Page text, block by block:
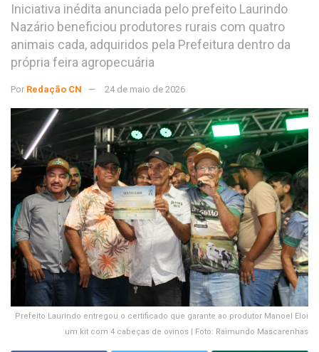
Iniciativa inédita anunciada pelo prefeito Laurindo
Nazário beneficiou produtores rurais com quatro
animais cada, adquiridos pela Prefeitura dentro da
própria feira agropecuária
Por Redação CN 24 de maio de 2026
Prefeito Laurindo entregou o certificado que garante ao produtor Manoel Eloi
um kit com 4 cabeças de ovinos | Foto: Raimundo Mascarenhas